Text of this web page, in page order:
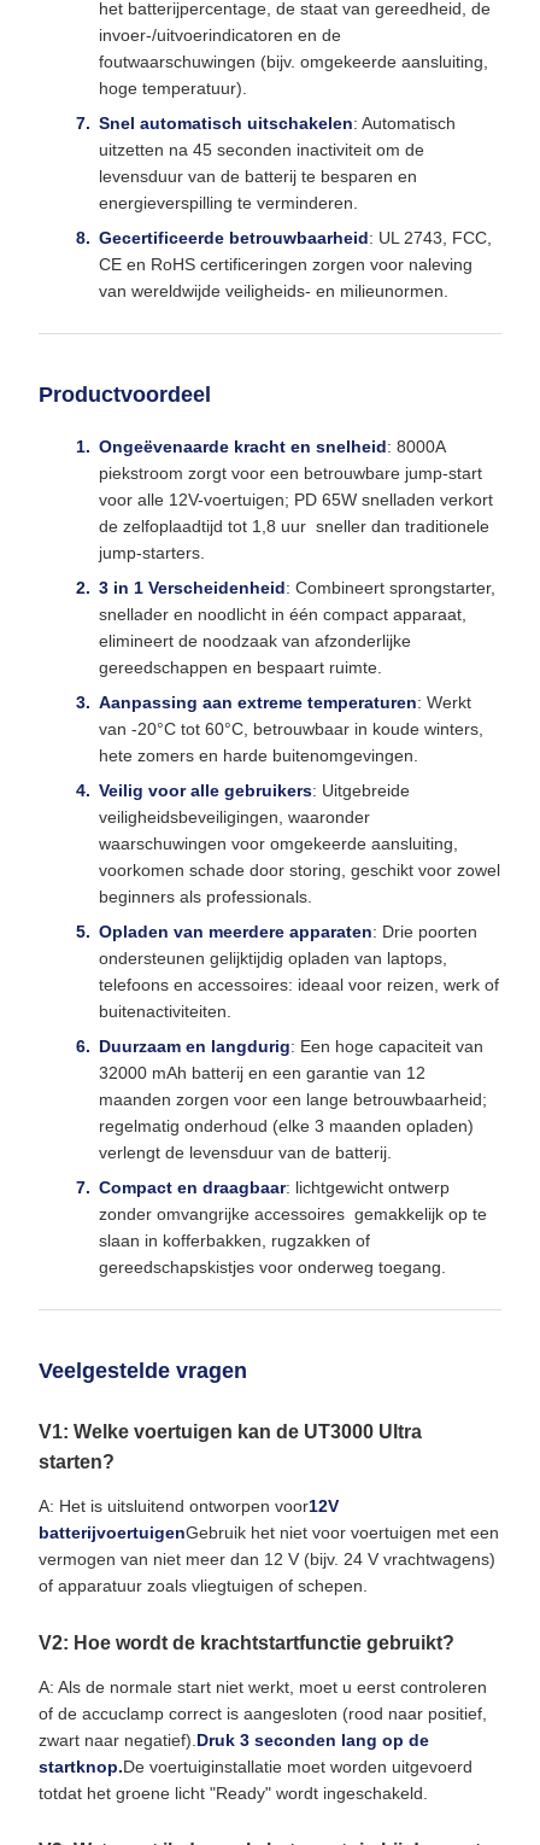
het batterijpercentage, de staat van gereedheid, de
invoer-/uitvoerindicatoren en de
foutwaarschuwingen (bijv. omgekeerde aansluiting,
hoge temperatuur).
Snel automatisch uitschakelen: Automatisch
uitzetten na 45 seconden inactiviteit om de
levensduur van de batterij te besparen en
energieverspilling te verminderen.
Gecertificeerde betrouwbaarheid: UL 2743, FCC,
CE en RoHS certificeringen zorgen voor naleving
van wereldwijde veiligheids- en milieunormen.
Productvoordeel
Ongeëvenaarde kracht en snelheid: 8000A
piekstroom zorgt voor een betrouwbare jump-start
voor alle 12V-voertuigen; PD 65W snelladen verkort
de zelfoplaadtijd tot 1,8 uur  sneller dan traditionele
jump-starters.
3 in 1 Verscheidenheid: Combineert sprongstarter,
snellader en noodlicht in één compact apparaat,
elimineert de noodzaak van afzonderlijke
gereedschappen en bespaart ruimte.
Aanpassing aan extreme temperaturen: Werkt
van -20°C tot 60°C, betrouwbaar in koude winters,
hete zomers en harde buitenomgevingen.
Veilig voor alle gebruikers: Uitgebreide
veiligheidsbeveiligingen, waaronder
waarschuwingen voor omgekeerde aansluiting,
voorkomen schade door storing, geschikt voor zowel
beginners als professionals.
Opladen van meerdere apparaten: Drie poorten
ondersteunen gelijktijdig opladen van laptops,
telefoons en accessoires: ideaal voor reizen, werk of
buitenactiviteiten.
Duurzaam en langdurig: Een hoge capaciteit van
32000 mAh batterij en een garantie van 12
maanden zorgen voor een lange betrouwbaarheid;
regelmatig onderhoud (elke 3 maanden opladen)
verlengt de levensduur van de batterij.
Compact en draagbaar: lichtgewicht ontwerp
zonder omvangrijke accessoires  gemakkelijk op te
slaan in kofferbakken, rugzakken of
gereedschapskistjes voor onderweg toegang.
Veelgestelde vragen
V1: Welke voertuigen kan de UT3000 Ultra
starten?
A: Het is uitsluitend ontworpen voor12V
batterijvoertuigenGebruik het niet voor voertuigen met een
vermogen van niet meer dan 12 V (bijv. 24 V vrachtwagens)
of apparatuur zoals vliegtuigen of schepen.
V2: Hoe wordt de krachtstartfunctie gebruikt?
A: Als de normale start niet werkt, moet u eerst controleren
of de accuclamp correct is aangesloten (rood naar positief,
zwart naar negatief). Druk 3 seconden lang op de
startknop.De voertuiginstallatie moet worden uitgevoerd
totdat het groene licht "Ready" wordt ingeschakeld.